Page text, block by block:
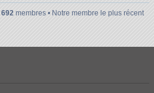
692 membres • Notre membre le plus récent